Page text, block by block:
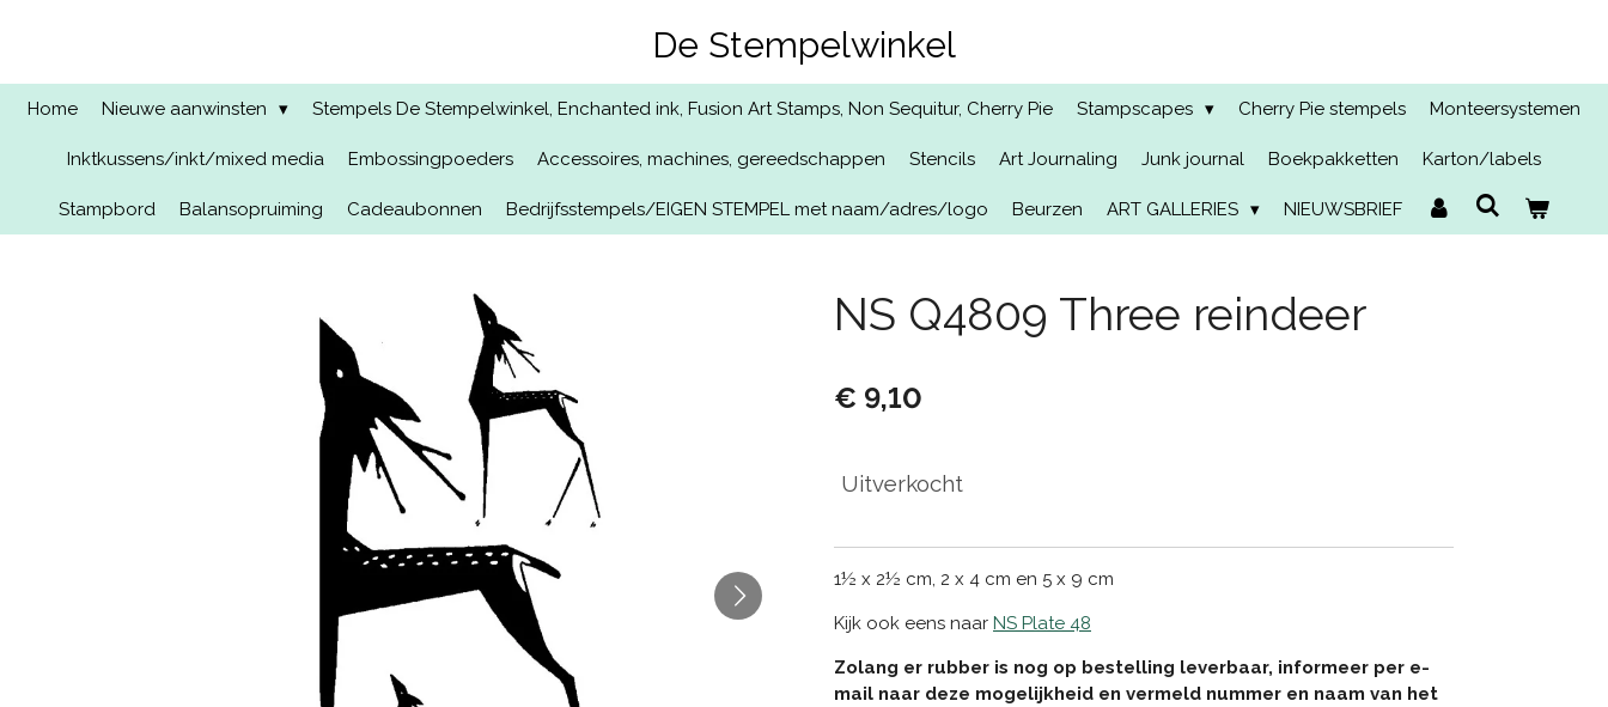
de
De Stempelwinkel
Home Nieuwe aanwinsten Stempels De Stempelwinkel, Enchanted ink, Fusion Art Stamps, Non Sequitur, Cherry Pie Stampscapes Cherry Pie stempels Monteersystemen
Inktkussens/inkt/mixed media Embossingpoeders Accessoires, machines, gereedschappen Stencils Art Journaling Junk journal Boekpakketten Karton/labels
Stampbord Balansopruiming Cadeaubonnen Bedrijfsstempels/EIGEN STEMPEL met naam/adres/logo Beurzen ART GALLERIES NIEUWSBRIEF
NS Q4809 Three reindeer
€ 9,10
Uitverkocht
1½ x 2½ cm, 2 x 4 cm en 5 x 9 cm
Kijk ook eens naar NS Plate 48
Zolang er rubber is nog op bestelling leverbaar, informeer per e-
mail naar deze mogelijkheid en vermeld nummer en naam van het